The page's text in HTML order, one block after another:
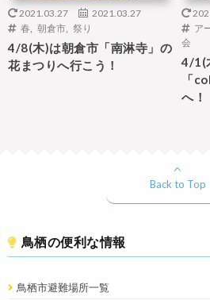
2021.03.27 2021.03.27
春 朝倉市 祭り
4/8(木)は朝倉市「南淋寺」の
花まつりへ行こう！
ア
会
4/1(
「
へ！
Back to Top
鳥栖の便利な情報
鳥栖市避難場所一覧